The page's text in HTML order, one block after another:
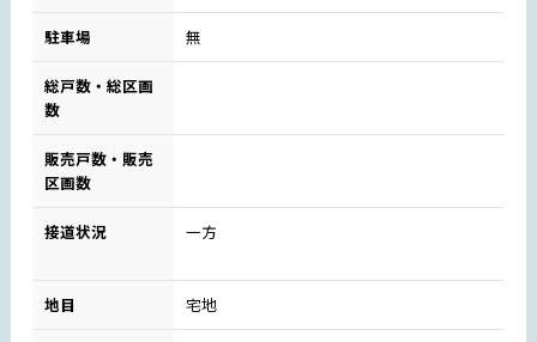
駐車場 無
総戸数・総区画
数
販売戸数・販売
区画数
接道状況 一方
地目 宅地